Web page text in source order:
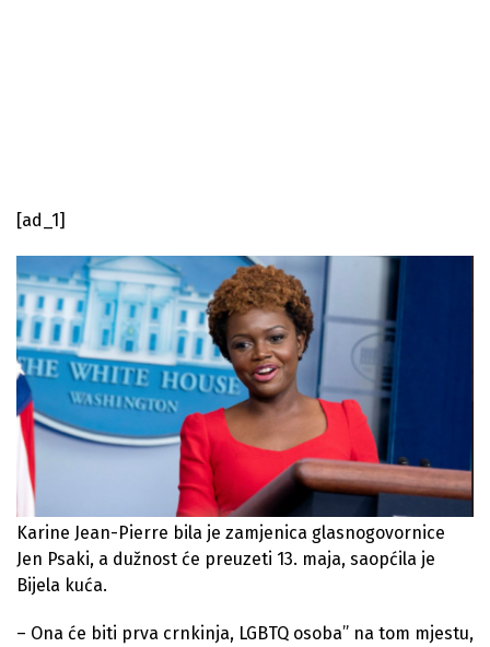
[ad_1]
Karine Jean-Pierre bila je zamjenica glasnogovornice
Jen Psaki, a dužnost će preuzeti 13. maja, saopćila je
Bijela kuća.
– Ona će biti prva crnkinja, LGBTQ osoba” na tom mjestu,